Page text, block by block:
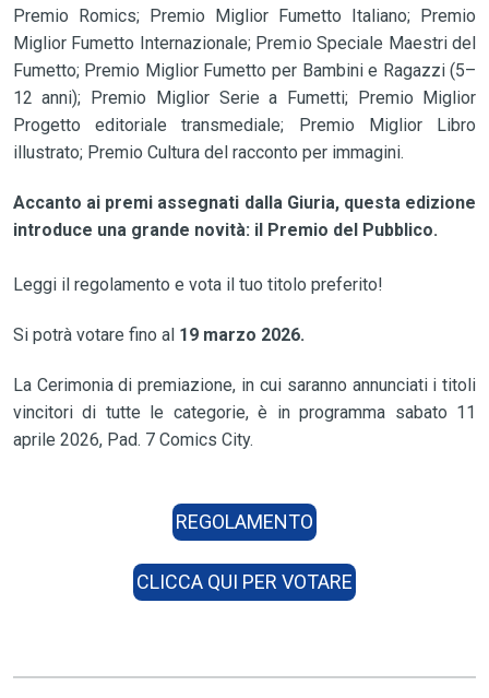
Premio Romics; Premio Miglior Fumetto Italiano; Premio
Miglior Fumetto Internazionale; Premio Speciale Maestri del
Fumetto; Premio Miglior Fumetto per Bambini e Ragazzi (5–
12 anni); Premio Miglior Serie a Fumetti; Premio Miglior
Progetto editoriale transmediale; Premio Miglior Libro
illustrato; Premio Cultura del racconto per immagini.
Accanto ai premi assegnati dalla Giuria, questa edizione
introduce una grande novità: il Premio del Pubblico.
Leggi il regolamento e vota il tuo titolo preferito!
Si potrà votare fino al 19 marzo 2026.
La Cerimonia di premiazione, in cui saranno annunciati i titoli
vincitori di tutte le categorie, è in programma sabato 11
aprile 2026, Pad. 7 Comics City.
REGOLAMENTO
CLICCA QUI PER VOTARE